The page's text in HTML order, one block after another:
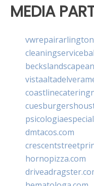
MEDIA
dmtacos.com
hornopizza.com